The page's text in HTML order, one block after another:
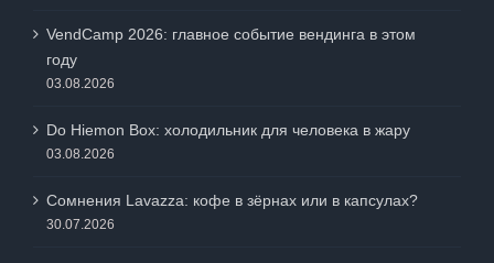
VendCamp 2026: главное событие вендинга в этом
году
03.08.2026
Do Hiemon Box: холодильник для человека в жару
03.08.2026
Сомнения Lavazza: кофе в зёрнах или в капсулах?
30.07.2026